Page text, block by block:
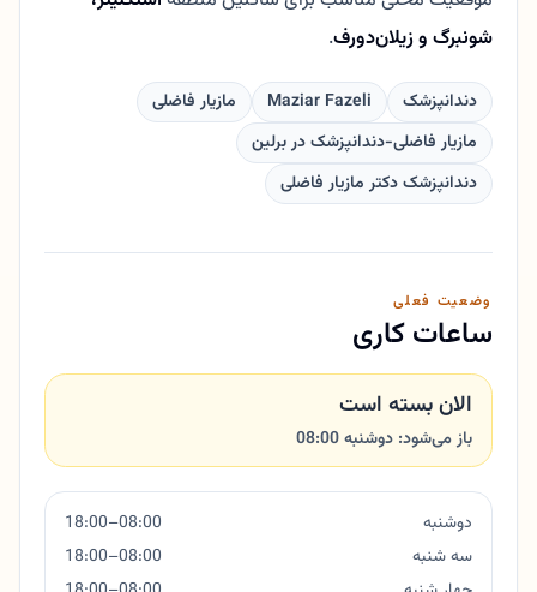
شونبرگ و زیلان‌دورف.
دندانپزشک Maziar Fazeli
مازیار فاضلی
مازیار فاضلی-دندانپزشک در برلین
دندانپزشک دکتر مازیار فاضلی
وضعیت فعلی
ساعات کاری
الان بسته است
باز می‌شود: دوشنبه 08:00
دوشنبه
08:00–18:00
سه شنبه
08:00–18:00